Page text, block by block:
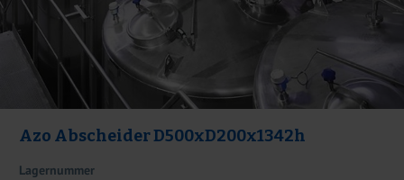
Azo Abscheider D500xD200x1342h
Lagernummer